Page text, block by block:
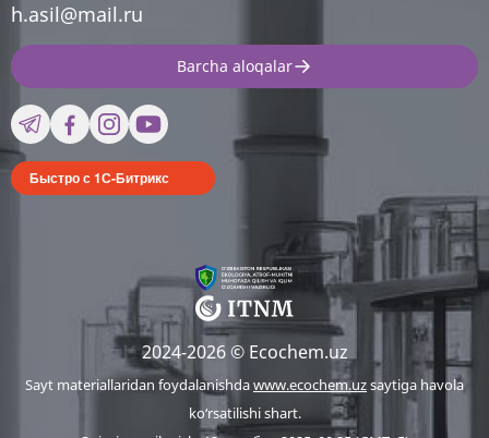
h.asil@mail.ru
Barcha aloqalar
Быстро с 1С-Битрикс
2024-2026 © Ecochem.uz
Sayt materiallaridan foydalanishdawww.ecochem.uzsaytiga havola
ko‘rsatilishi shart.